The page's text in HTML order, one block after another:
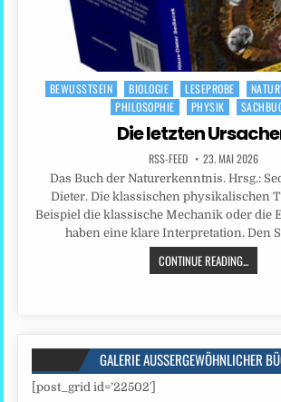
Posted
BEWUSSTSEIN BIOLOGIE LESEPROBE
PHILOSOPHIE
PHYSIK
Die letzten
RSS-FEED 23. MAI 2026
Das Buch der Naturerkenntnis. Hrsg.:
Dieter. Die klassischen physikalischen
Beispiel die klassische Mechanik oder die
haben eine klare Interpretation. Den
CONTINUE READING...
GALERIE AUSSERGEWÖHNLICHER
[post_grid id=’22502′]